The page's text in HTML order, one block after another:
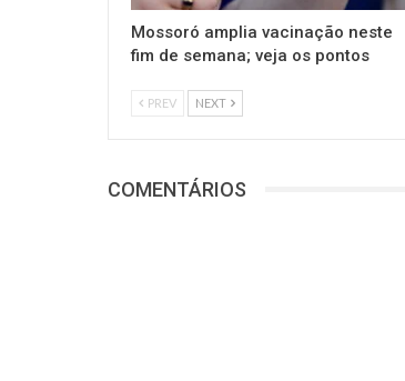
Mossoró amplia vacinação neste
fim de semana; veja os pontos
PREV NEXT
COMENTÁRIOS